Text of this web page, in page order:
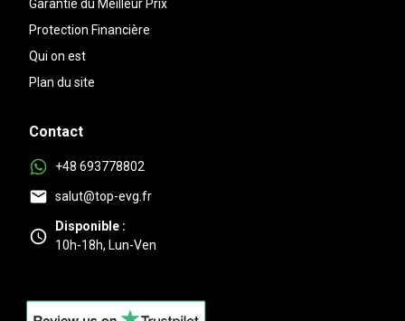
Garantie du Meilleur Prix
Protection Financière
Qui on est
Plan du site
Contact
+48 693778802
salut@top-evg.fr
Disponible :
10h-18h, Lun-Ven